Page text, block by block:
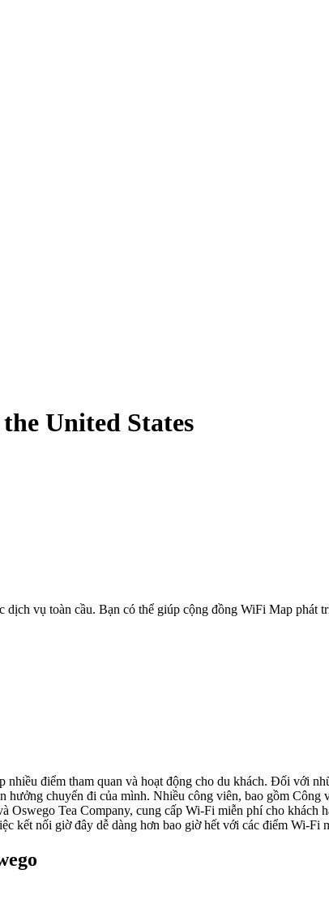
the United States
vụ toàn cầu. Bạn có thể giúp cộng đồng WiFi Map phát
điểm tham quan và hoạt động cho du khách. Đối với
hưởng chuyến đi của mình. Nhiều công viên, bao gồm
Oswego Tea Company, cung cấp Wi-Fi miễn phí cho
kết nối giờ đây dễ dàng hơn bao giờ hết với các điểm Wi-Fi